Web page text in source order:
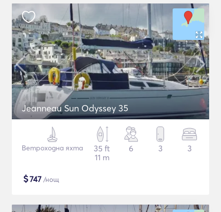
Jeanneau Sun Odyssey 35
Ветроходна яхта
35 ft
11 m
6 3 3
$747 /нощ